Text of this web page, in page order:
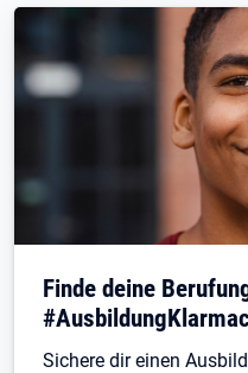
Finde deine
Sichere dir einen